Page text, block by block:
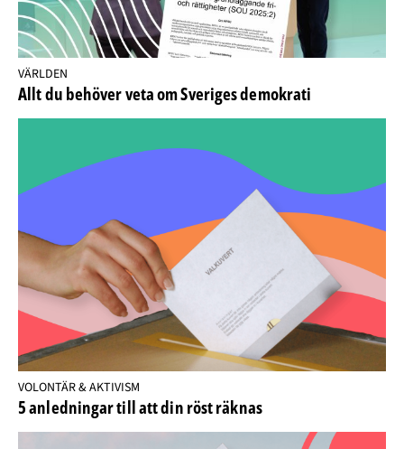
VÄRLDEN
Allt du behöver veta om Sveriges demokrati
VOLONTÄR & AKTIVISM
5 anledningar till att din röst räknas